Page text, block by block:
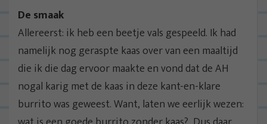
De smaak
Allereerst: ik heb een beetje vals gespeeld. Ik had
namelijk nog geraspte kaas over van een maaltijd
die ik die dag ervoor maakte en vond dat de AH
nogal karig met de kaas in deze kant-en-klare
burrito was geweest. Want, laten we eerlijk wezen: